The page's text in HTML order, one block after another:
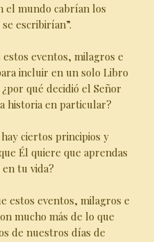
el mundo cabrían los
escribirían”.
estos eventos, milagros e
incluir en un solo Libro
qué decidió el Señor
historia en particular?
hay ciertos principios y
Él quiere que aprendas
tu vida?
estos eventos, milagros e
mucho más de lo que
de nuestros días de